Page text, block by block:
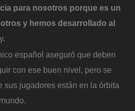
para nosotros porque es un
y hemos desarrollado al
español aseguró que deben
con ese buen nivel, pero se
sus jugadores están en la órbita